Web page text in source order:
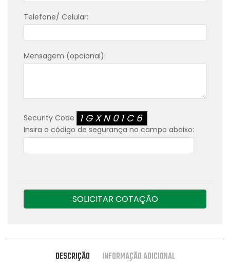
Telefone/ Celular:
Mensagem (opcional):
Security Code 1GXN01C6
Insira o código de segurança no campo abaixo:
SOLICITAR COTAÇÃO
DESCRIÇÃO INFORMAÇÃO ADICIONAL